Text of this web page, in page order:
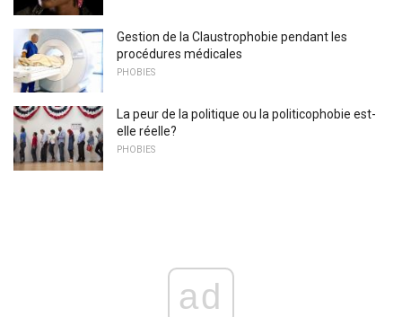
Gestion de la Claustrophobie pendant les
procédures médicales
PHOBIES
La peur de la politique ou la politicophobie est-
elle réelle?
PHOBIES
ad